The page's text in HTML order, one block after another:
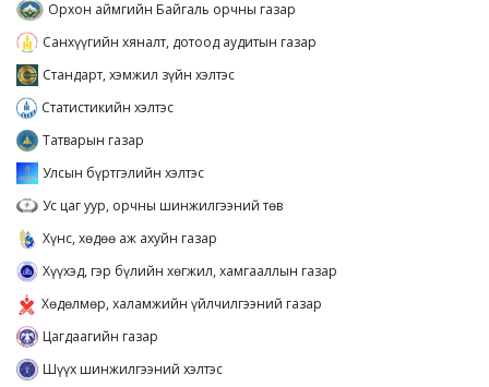
Орхон аймгийн Байгаль орчны газар
Санхүүгийн хяналт, дотоод аудитын газар
Стандарт, хэмжил зүйн хэлтэс
Статистикийн хэлтэс
Татварын газар
Улсын бүртгэлийн хэлтэс
Ус цаг уур, орчны шинжилгээний төв
Хүнс, хөдөө аж ахуйн газар
Хүүхэд, гэр бүлийн хөгжил, хамгааллын газар
Хөдөлмөр, халамжийн үйлчилгээний газар
Цагдаагийн газар
Шүүх шинжилгээний хэлтэс